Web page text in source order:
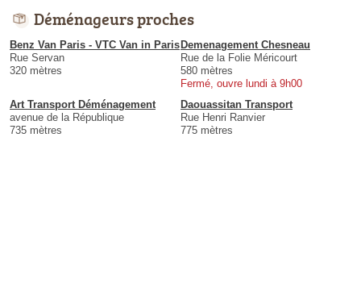
Déménageurs proches
Benz Van Paris - VTC Van in Paris
Rue Servan
320 mètres
Demenagement Chesneau
Rue de la Folie Méricourt
580 mètres
Fermé, ouvre lundi à 9h00
Art Transport Déménagement
avenue de la République
735 mètres
Daouassitan Transport
Rue Henri Ranvier
775 mètres